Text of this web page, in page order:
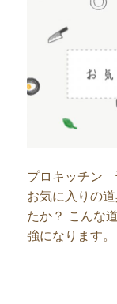
プロキッチン
お気に入りの
たか？ こんな
強になります